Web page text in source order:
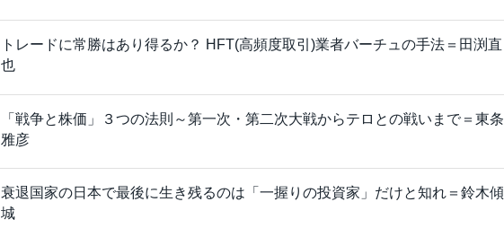
トレードに常勝はあり得るか？ HFT(高頻度取引)業者バーチュの手法＝田渕直
也
「戦争と株価」３つの法則～第一次・第二次大戦からテロとの戦いまで＝東条
雅彦
衰退国家の日本で最後に生き残るのは「一握りの投資家」だけと知れ＝鈴木傾
城